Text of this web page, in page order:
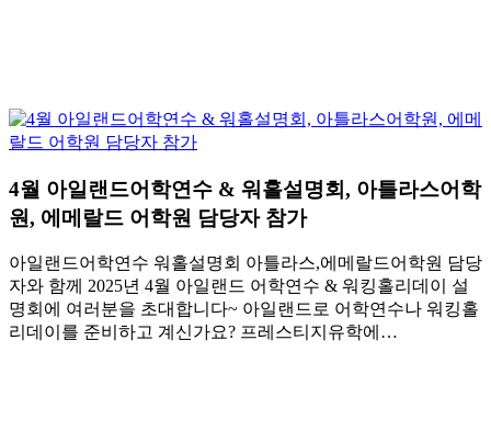
4월 아일랜드어학연수 & 워홀설명회, 아틀라스어학
원, 에메랄드 어학원 담당자 참가
아일랜드어학연수 워홀설명회 아틀라스,에메랄드어학원 담당
자와 함께 2025년 4월 아일랜드 어학연수 & 워킹홀리데이 설
명회에 여러분을 초대합니다~ 아일랜드로 어학연수나 워킹홀
리데이를 준비하고 계신가요? 프레스티지유학에…